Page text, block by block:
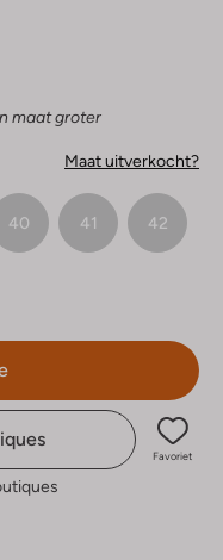
maat groter
Maat uitverkocht?
40 41 42
Favoriet